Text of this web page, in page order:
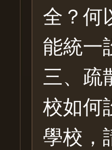
全？何
能統一
三、疏
校如何
學校，